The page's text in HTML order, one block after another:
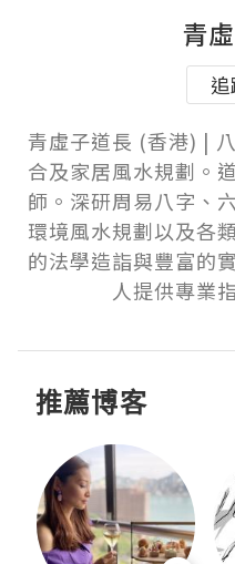
青
青虛子道長 (香港) |
合及家居風水規劃。
師。深研周易八字、
環境風水規劃以及各
的法學造詣與豐富的
人提供專業
推薦博客